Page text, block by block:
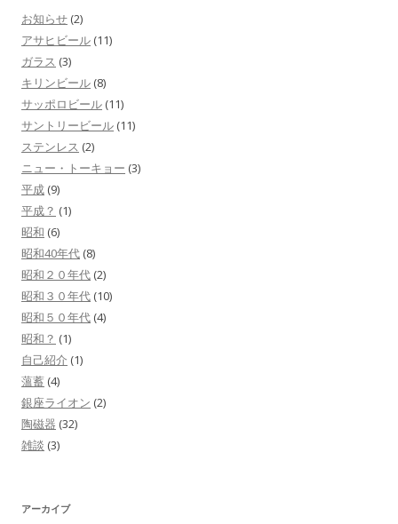
お知らせ (2)
アサヒビール (11)
ガラス (3)
キリンビール (8)
サッポロビール (11)
サントリービール (11)
ステンレス (2)
ニュー・トーキョー (3)
平成 (9)
平成？ (1)
昭和 (6)
昭和40年代 (8)
昭和２０年代 (2)
昭和３０年代 (10)
昭和５０年代 (4)
昭和？ (1)
自己紹介 (1)
薀蓄 (4)
銀座ライオン (2)
陶磁器 (32)
雑談 (3)
アーカイブ